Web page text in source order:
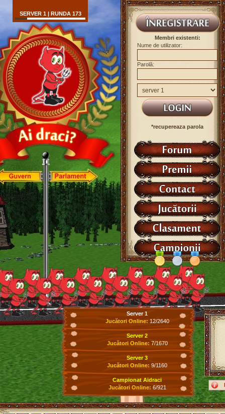
SERVER 1 | RUNDA 173
Membri existenti:
Nume de utilizator:
Parolă:
*recupereaza parola
Server 1
Jucători Online: 12/2640
Server 2
Jucători Online: 7/1670
Server 3
Jucători Online: 9/1160
Campionat Aidraci
Jucători Online: 6/921